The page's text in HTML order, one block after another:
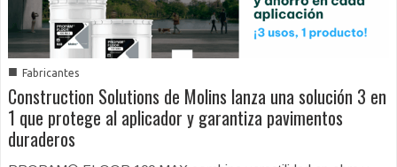
■ Fabricantes
Construction Solutions de Molins lanza una solución 3 en
1 que protege al aplicador y garantiza pavimentos
duraderos